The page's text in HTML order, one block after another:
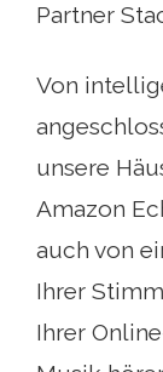
Partner
Von
unsere
Amazon
auch von
Ihrer
Ihrer